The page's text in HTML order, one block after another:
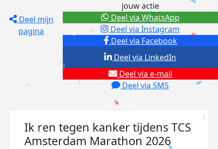
Deel mijn
pagina
jouw actie
Deel via Facebook
Deel via Instagram
Deel via e-mail
Deel via SMS
Deel via LinkedIn
Deel via WhatsApp
Ik ren tegen kanker tijdens TCS
Amsterdam Marathon 2026